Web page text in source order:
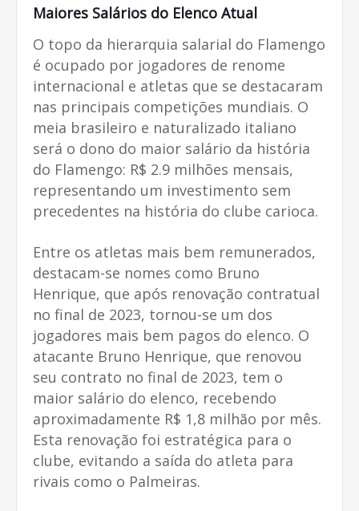
Maiores Salários do Elenco Atual
O topo da hierarquia salarial do Flamengo
é ocupado por jogadores de renome
internacional e atletas que se destacaram
nas principais competições mundiais. O
meia brasileiro e naturalizado italiano
será o dono do maior salário da história
do Flamengo: R$ 2.9 milhões mensais,
representando um investimento sem
precedentes na história do clube carioca.
Entre os atletas mais bem remunerados,
destacam-se nomes como Bruno
Henrique, que após renovação contratual
no final de 2023, tornou-se um dos
jogadores mais bem pagos do elenco. O
atacante Bruno Henrique, que renovou
seu contrato no final de 2023, tem o
maior salário do elenco, recebendo
aproximadamente R$ 1,8 milhão por mês.
Esta renovação foi estratégica para o
clube, evitando a saída do atleta para
rivais como o Palmeiras.